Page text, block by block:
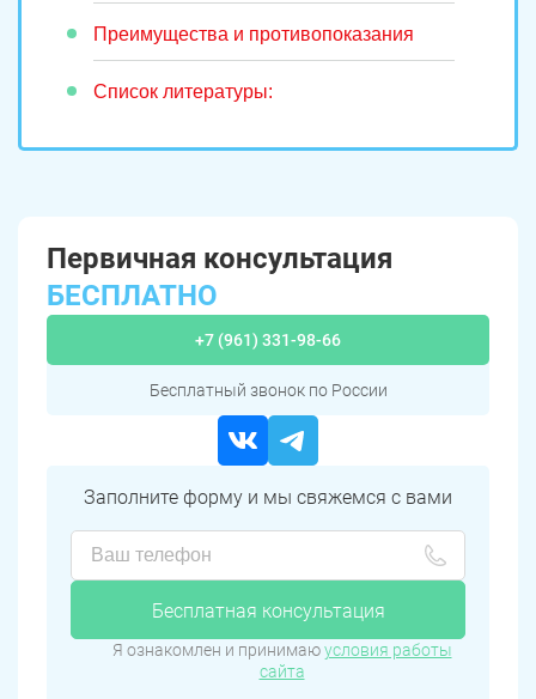
Преимущества и противопоказания
Список литературы:
Первичная консультация
БЕСПЛАТНО
+7 (961) 331-98-66
Бесплатный звонок по России
Заполните форму и мы свяжемся с вами
Бесплатная консультация
Я ознакомлен и принимаюусловия работы
сайта